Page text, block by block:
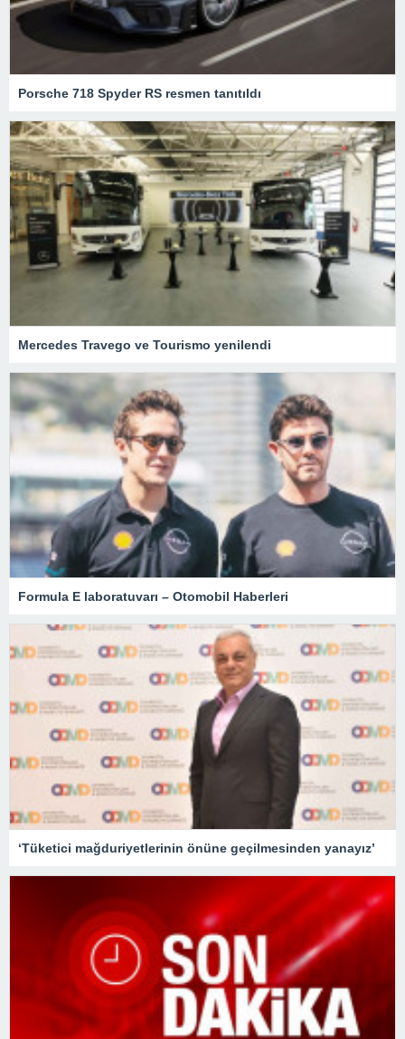
Porsche 718 Spyder RS resmen tanıtıldı
Mercedes Travego ve Tourismo yenilendi
Formula E laboratuvarı – Otomobil Haberleri
‘Tüketici mağduriyetlerinin önüne geçilmesinden yanayız’